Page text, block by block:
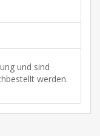
und sind
werden.